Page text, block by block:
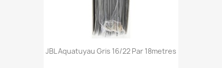
JBL Aquatuyau Gris 16/22 Par 18metres